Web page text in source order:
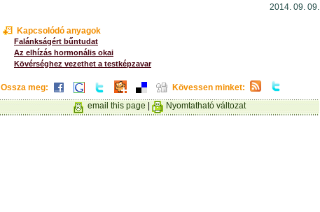
2014. 09. 09.
Kapcsolódó anyagok
Falánkságért bűntudat
Az elhízás hormonális okai
Kövérséghez vezethet a testképzavar
Ossza meg:
Kövessen minket:
email this page
Nyomtatható változat